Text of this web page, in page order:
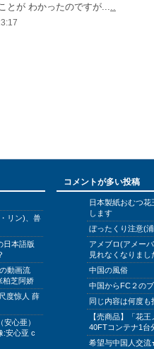
とが わかったのですが...
リン)、兽
日本語版
動画流
柏芝阿娇
度惊人 薛
心亜）
:安心亚 c
コメントが多い投稿
日本製紙おむつ
します
ぼったくり注意(
アメブロ(アメー
見れなくなりまし
中国の風俗
中国からFC２の
同じ内容は何度
【売商品】「花
40FTコンテナ1台
希望与中国人交